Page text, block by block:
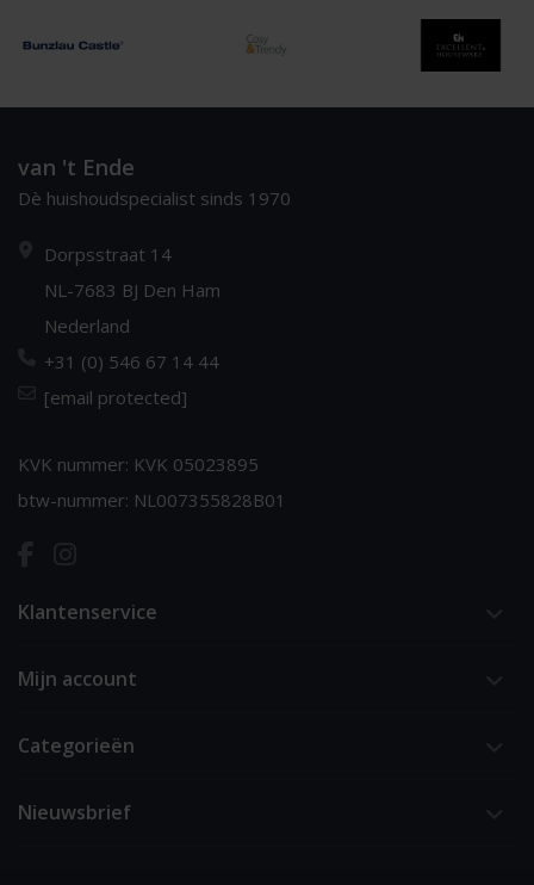
van 't Ende
Dè huishoudspecialist sinds 1970
Dorpsstraat 14
NL-7683 BJ Den Ham
Nederland
+31 (0) 546 67 14 44
[email protected]
KVK nummer: KVK 05023895
btw-nummer: NL007355828B01
Klantenservice
Mijn account
Categorieën
Nieuwsbrief